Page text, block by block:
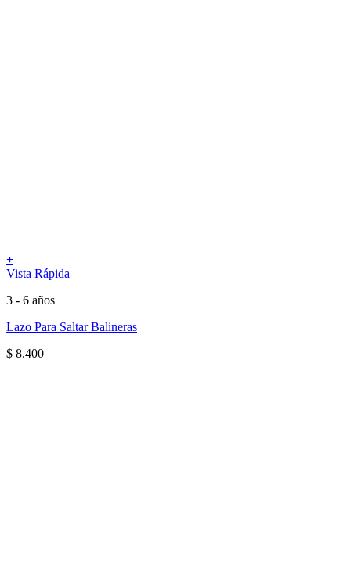
+
Vista Rápida
3 - 6 años
Lazo Para Saltar Balineras
$ 8.400